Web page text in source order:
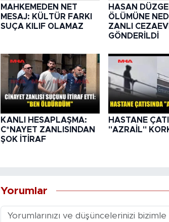
MAHKEMEDEN NET
MESAJ: KÜLTÜR FARKI
SUÇA KILIF OLAMAZ
HASAN
ÖLÜMÜNE
ZANLI
GÖNDERİLDİ
KANLI HESAPLAŞMA:
C*NAYET ZANLISINDAN
ŞOK İTİRAF
HASTANE
"AZRAİL"
Yorumlar